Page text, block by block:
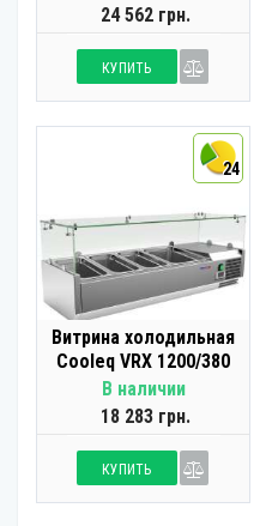
24 562 грн.
КУПИТЬ
24
Витрина холодильная
Cooleq VRX 1200/380
В наличии
18 283 грн.
КУПИТЬ